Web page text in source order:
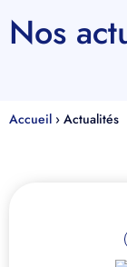
Nos
Accueil › Actualités